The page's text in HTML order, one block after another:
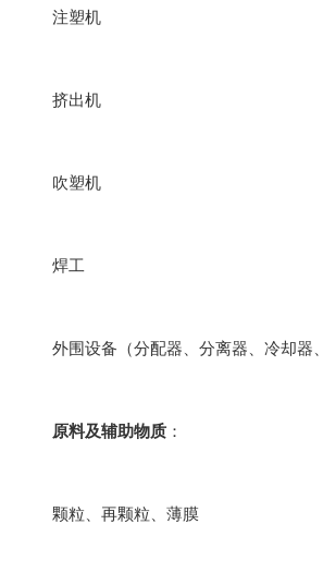
注塑机
挤出机
吹塑机
焊工
外围设备（分配器、分离器、冷却器
原料及辅助物质 ：
颗粒、再颗粒、薄膜